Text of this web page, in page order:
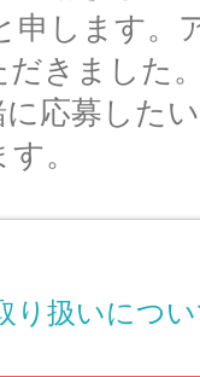
り扱いにつ